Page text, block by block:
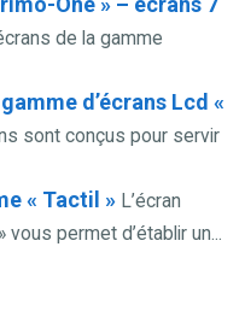
de la gamme
d’écrans Lcd «
sont conçus pour servir
« Tactil » L’écran
vous permet d’établir un...